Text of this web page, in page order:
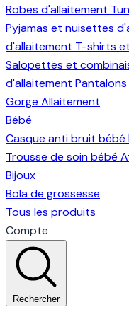
Robes d'allaitement
Pyjamas et nuisettes
d'allaitement T-shirts
Salopettes et
d'allaitement
Gorge Allaitement
Bébé
Casque anti bruit bébé
Trousse de soin bébé
Bijoux
Bola de grossesse
Tous les produits
Compte
Rechercher